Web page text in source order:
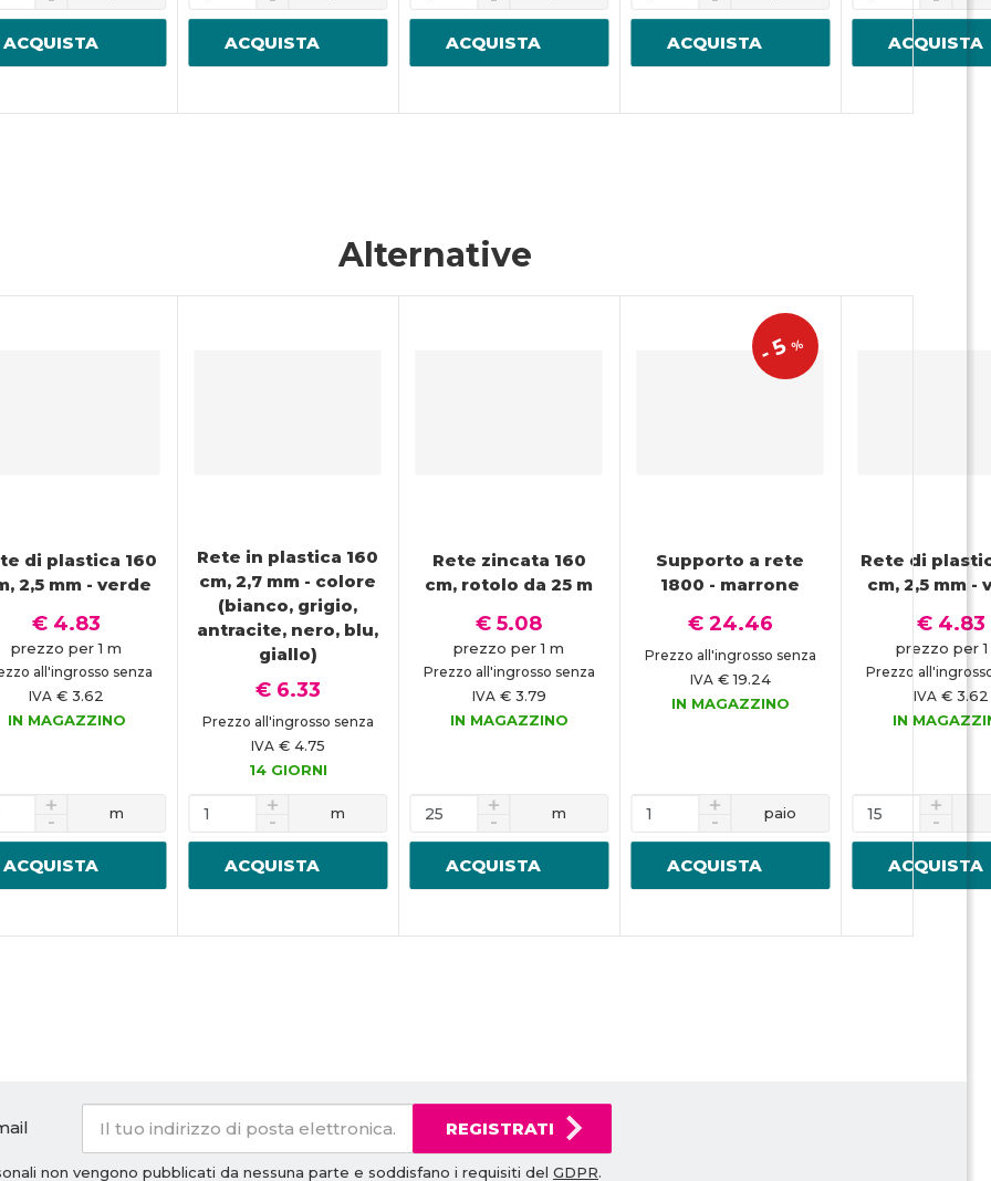
ACQUISTA ACQUISTA ACQUISTA ACQUISTA ACQUISTA
Alternative
di plastica 160
2,5 mm - verde
€ 4.83
prezzo per 1 m
all'ingrosso senza
IVA € 3.62
IN MAGAZZINO
m
ACQUISTA
Rete in plastica 160
cm, 2,7 mm - colore
(bianco, grigio,
antracite, nero, blu,
giallo)
€ 6.33
Prezzo all'ingrosso senza
IVA€ 4.75
14 GIORNI
m
ACQUISTA
Rete zincata 160
cm, rotolo da 25 m
€ 5.08
prezzo per 1 m
Prezzo all'ingrosso senza
IVA€ 3.79
IN MAGAZZINO
m
ACQUISTA
-5%
Supporto a rete
1800 - marrone
€ 24.46
Prezzo all'ingrosso senza
IVA€ 19.24
IN MAGAZZINO
paio
ACQUISTA
Rete di
cm, 2,5 mm -
€ 4.83
prezzo per
Prezzo
IVA € 3.62
IN
ACQUISTA
REGISTRATI
non vengono pubblicati da nessuna parte e soddisfano i requisiti del GDPR.